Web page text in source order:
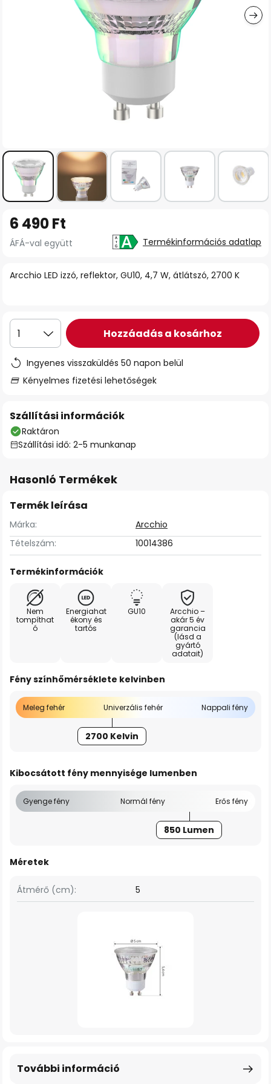
képgaléria
Arcchio LED izzó, reflektor, GU10, 4,7 W, átlátszó, 2700 K
6 490 Ft
ÁFÁ-val együtt Termékinformációs adatlap
1 Hozzáadás a kosárhoz
Ingyenes visszaküldés 50 napon belül
Kényelmes fizetési lehetőségek
Szállítási információk
Raktáron
Szállítási idő: 2-5 munkanap
Hasonló Termékek
Termék leírása
Márka:
Arcchio
Tételszám:
10014386
Termékinformációk
Nem
tompíthat
ó
Energiahat
ékony és
tartós
GU10
Arcchio –
akár 5 év
garancia
(lásd a
gyártó
adatait)
Fény színhőmérséklete kelvinben
Meleg fehér Univerzális fehér Nappali fény
2700 Kelvin
Kibocsátott fény mennyisége lumenben
Gyenge fény Normál fény Erős fény
850 Lumen
Méretek
Átmérő (cm): 5
További információ